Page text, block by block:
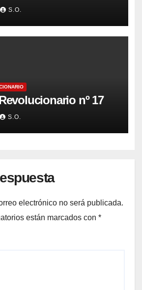
S.O.
nº 17
S.O.
electrónico no será publicada.
están marcados con *